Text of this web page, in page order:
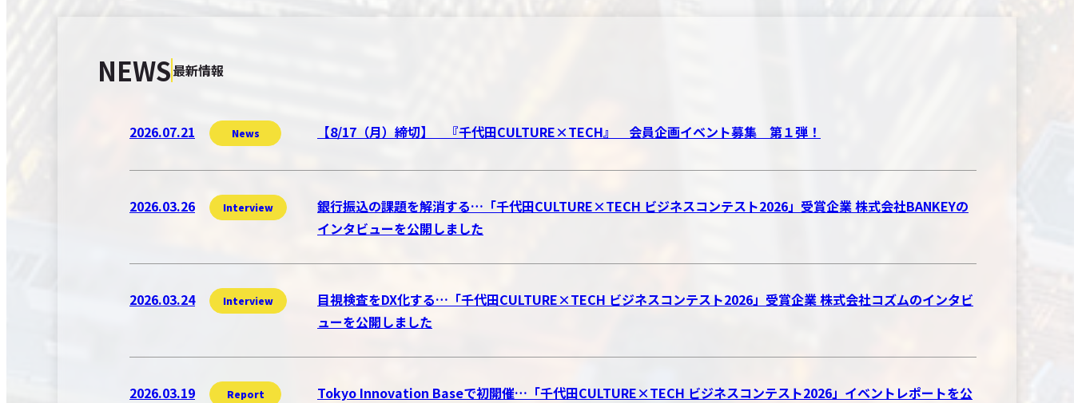
NEWS最新情報
2026.07.21 News 【8/17（月）締切】 『千代田CULTURE×TECH』 会員企画イベント募集 第１弾！
2026.03.26 Interview
銀行振込の課題を解消する…「千代田CULTURE×TECH ビジネスコンテスト2026」受賞企業 株式会社BANKEYの
インタビューを公開しました
2026.03.24 Interview
目視検査をDX化する…「千代田CULTURE×TECH ビジネスコンテスト2026」受賞企業 株式会社コズムのインタビ
ューを公開しました
2026.03.19 Report
Tokyo Innovation Baseで初開催…「千代田CULTURE×TECH ビジネスコンテスト2026」イベントレポートを公